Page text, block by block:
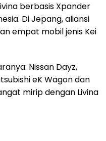
berbasis Xpander
Di Jepang, aliansi
empat mobil jenis Kei
Nissan Dayz,
eK Wagon dan
mirip dengan Livina